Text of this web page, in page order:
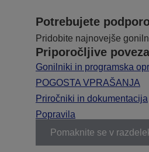
Potrebujete
Pridobite najnovejše
Priporočljive
Gonilniki in programska
POGOSTA VPRAŠANJA
Priročniki in dokumentacija
Popravila
Pomaknite se v